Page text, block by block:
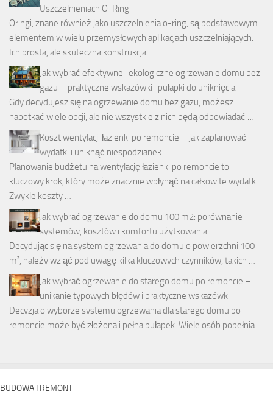
Uszczelnieniach O-Ring
Oringi, znane również jako uszczelnienia o-ring, są podstawowym
elementem w wielu przemysłowych aplikacjach uszczelniających.
Ich prosta, ale skuteczna konstrukcja …
Jak wybrać efektywne i ekologiczne ogrzewanie domu bez
gazu – praktyczne wskazówki i pułapki do uniknięcia
Gdy decydujesz się na ogrzewanie domu bez gazu, możesz
napotkać wiele opcji, ale nie wszystkie z nich będą odpowiadać …
Koszt wentylacji łazienki po remoncie – jak zaplanować
wydatki i uniknąć niespodzianek
Planowanie budżetu na wentylację łazienki po remoncie to
kluczowy krok, który może znacznie wpłynąć na całkowite wydatki.
Zwykle koszty …
Jak wybrać ogrzewanie do domu 100 m2: porównanie
systemów, kosztów i komfortu użytkowania
Decydując się na system ogrzewania do domu o powierzchni 100
m², należy wziąć pod uwagę kilka kluczowych czynników, takich …
Jak wybrać ogrzewanie do starego domu po remoncie –
unikanie typowych błędów i praktyczne wskazówki
Decyzja o wyborze systemu ogrzewania dla starego domu po
remoncie może być złożona i pełna pułapek. Wiele osób popełnia …
BUDOWA I REMONT